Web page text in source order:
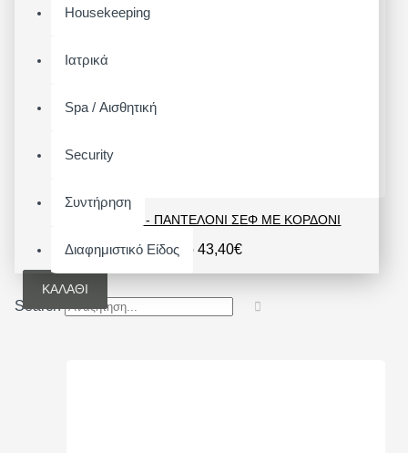
Housekeeping
Ιατρικά
Spa / Αισθητική
Security
Συντήρηση
Διαφημιστικό Είδος
Search
ESSENTIAL - ΠΑΝΤΕΛΌΝΙ ΣΕΦ ΜΕ ΚΟΡΔΌΝΙ
Από 43,40€
ΚΑΛΆΘΙ